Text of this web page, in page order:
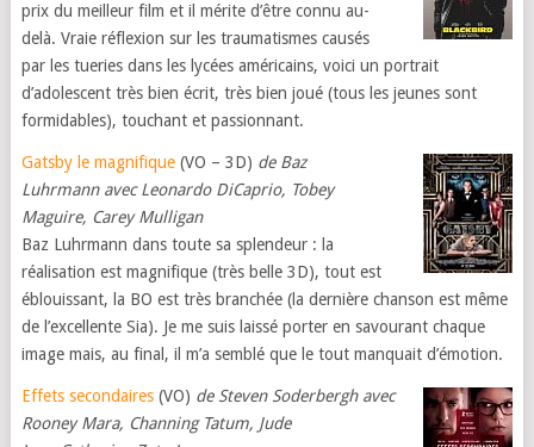
prix du meilleur film et il mérite d’être connu au-
delà. Vraie réflexion sur les traumatismes causés
par les tueries dans les lycées américains, voici un portrait
d’adolescent très bien écrit, très bien joué (tous les jeunes sont
formidables), touchant et passionnant.
Gatsby le magnifique(VO – 3D) de Baz
Luhrmann avec Leonardo DiCaprio, Tobey
Maguire, Carey Mulligan
Baz Luhrmann dans toute sa splendeur : la
réalisation est magnifique (très belle 3D), tout est
éblouissant, la BO est très branchée (la dernière chanson est même
de l’excellente Sia). Je me suis laissé porter en savourant chaque
image mais, au final, il m’a semblé que le tout manquait d’émotion.
Effets secondaires(VO) de Steven Soderbergh avec
Rooney Mara, Channing Tatum, Jude